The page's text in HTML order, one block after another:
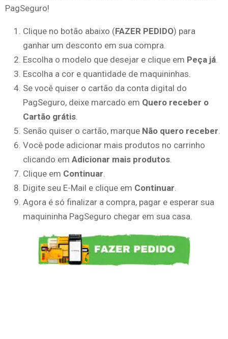
PagSeguro!
Clique no botão abaixo (FAZER PEDIDO) para
ganhar um desconto em sua compra.
Escolha o modelo que desejar e clique em Peça já.
Escolha a cor e quantidade de maquininhas.
Se você quiser o cartão da conta digital do
PagSeguro, deixe marcado em Quero receber o
Cartão grátis.
Senão quiser o cartão, marque Não quero receber.
Você pode adicionar mais produtos no carrinho
clicando em Adicionar mais produtos.
Clique em Continuar.
Digite seu E-Mail e clique em Continuar.
Agora é só finalizar a compra, pagar e esperar sua
maquininha PagSeguro chegar em sua casa.